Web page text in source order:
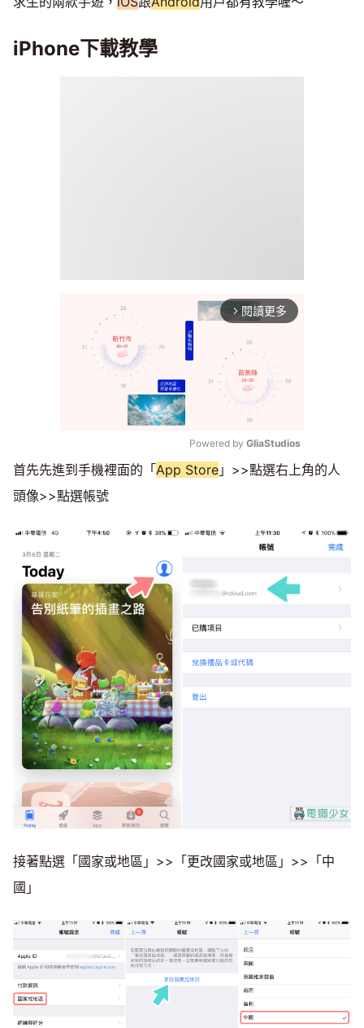
iPhone下載教學
arrow_forward_ios 閱讀更多
Mute
Powered by GliaStudios
首先先進到手機裡面的「App Store 」>>點選右上角的人
頭像>>點選帳號
接著點選「國家或地區」>>「更改國家或地區」>>「中
國」